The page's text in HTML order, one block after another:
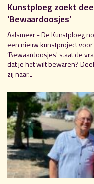
Kunstploeg zoekt
‘Bewaardoosjes’
Aalsmeer - De Kunstploeg
een nieuw kunstproject
‘Bewaardoosjes' staat de
dat je het wilt bewaren?
zij naar...